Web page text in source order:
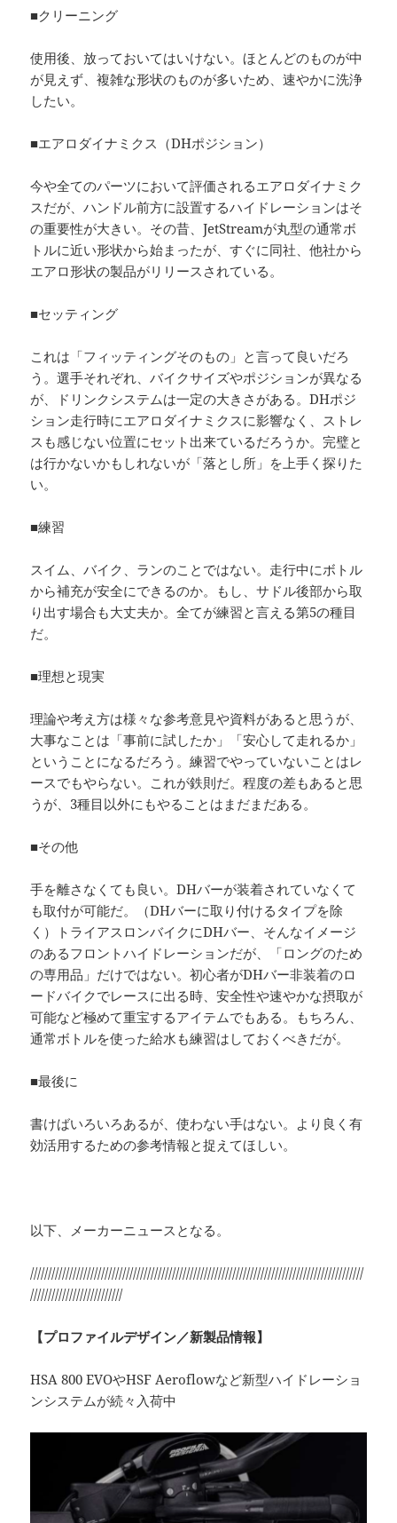
■クリーニング
使用後、放っておいてはいけない。ほとんどのものが中
が見えず、複雑な形状のものが多いため、速やかに洗浄
したい。
■エアロダイナミクス（DHポジション）
今や全てのパーツにおいて評価されるエアロダイナミク
スだが、ハンドル前方に設置するハイドレーションはそ
の重要性が大きい。その昔、JetStreamが丸型の通常ボ
トルに近い形状から始まったが、すぐに同社、他社から
エアロ形状の製品がリリースされている。
■セッティング
これは「フィッティングそのもの」と言って良いだろ
う。選手それぞれ、バイクサイズやポジションが異なる
が、ドリンクシステムは一定の大きさがある。DHポジ
ション走行時にエアロダイナミクスに影響なく、ストレ
スも感じない位置にセット出来ているだろうか。完璧と
は行かないかもしれないが「落とし所」を上手く探りた
い。
■練習
スイム、バイク、ランのことではない。走行中にボトル
から補充が安全にできるのか。もし、サドル後部から取
り出す場合も大丈夫か。全てが練習と言える第5の種目
だ。
■理想と現実
理論や考え方は様々な参考意見や資料があると思うが、
大事なことは「事前に試したか」「安心して走れるか」
ということになるだろう。練習でやっていないことはレ
ースでもやらない。これが鉄則だ。程度の差もあると思
うが、3種目以外にもやることはまだまだある。
■その他
手を離さなくても良い。DHバーが装着されていなくて
も取付が可能だ。（DHバーに取り付けるタイプを除
く）トライアスロンバイクにDHバー、そんなイメージ
のあるフロントハイドレーションだが、「ロングのため
の専用品」だけではない。初心者がDHバー非装着のロ
ードバイクでレースに出る時、安全性や速やかな摂取が
可能など極めて重宝するアイテムでもある。もちろん、
通常ボトルを使った給水も練習はしておくべきだが。
■最後に
書けばいろいろあるが、使わない手はない。より良く有
効活用するための参考情報と捉えてほしい。
以下、メーカーニュースとなる。
//////////////////////////////////////////////////////////////////////////////////////////////
//////////////////////////
【プロファイルデザイン／新製品情報】
HSA 800 EVOやHSF Aeroflowなど新型ハイドレーショ
ンシステムが続々入荷中